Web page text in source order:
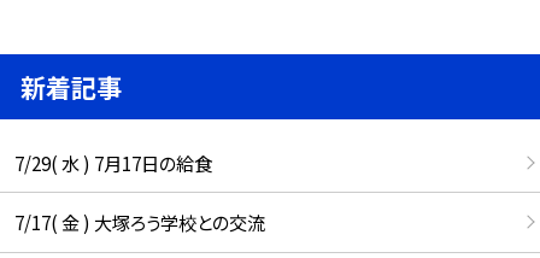
新着記事
7/29( 水 ) 7月17日の給食
7/17( 金 ) 大塚ろう学校との交流